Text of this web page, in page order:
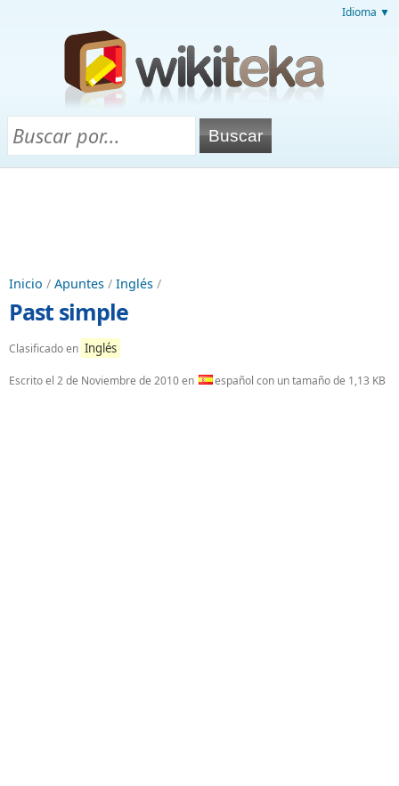
Idioma ▼
Inicio / Apuntes / Inglés /
Past simple
Clasificado en Inglés
Escrito el 2 de Noviembre de 2010en español con un tamaño de 1,13 KB